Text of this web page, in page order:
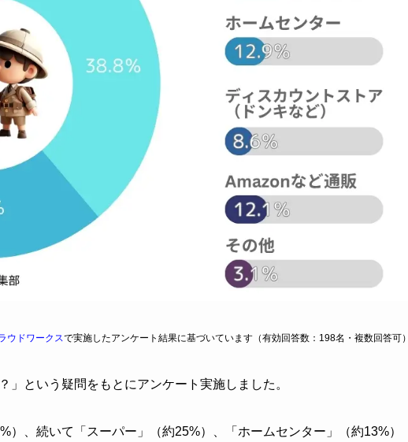
ウドワークスで実施したアンケート結果に基づいています（有効回答数：198名・複数回答可
」という疑問をもとにアンケート実施しました。
）、続いて「スーパー」（約25%）、「ホームセンター」（約13%）